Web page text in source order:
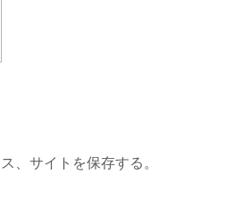
、サイトを保存する。